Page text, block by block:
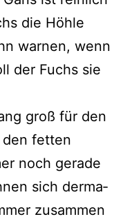
die Höhle
war­nen, wenn
der Fuchs sie
groß für den
den fet­ten
noch gera­de
sich der­ma­
zusam­men